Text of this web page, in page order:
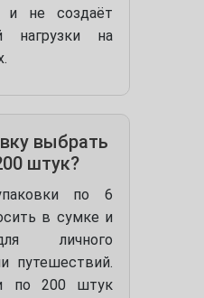
и не создаёт
нагрузки на
выбрать
штук?
по 6
в сумке и
личного
путешествий.
по 200 штук